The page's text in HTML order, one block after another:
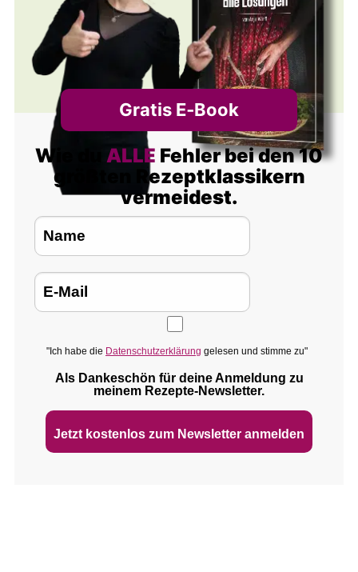
Gratis E‑Book
Wie du ALLE Fehler bei den 10
größten Rezeptklassikern
vermeidest.
"Ich habe die Datenschutzerklärung gelesen und stimme zu"
Als Dankeschön für deine Anmeldung zu
meinem Rezepte‑Newsletter.
Jetzt kostenlos zum Newsletter anmelden